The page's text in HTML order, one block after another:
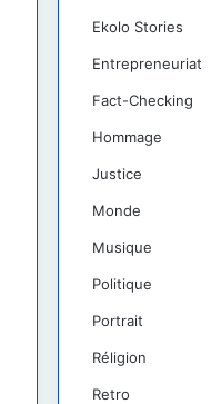
Ekolo Stories
Entrepreneuriat
Fact-Checking
Hommage
Justice
Monde
Musique
Politique
Portrait
Réligion
Retro